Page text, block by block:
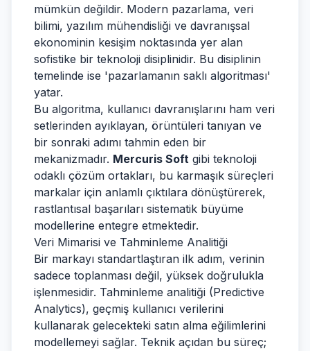
mümkün değildir. Modern pazarlama, veri
bilimi, yazılım mühendisliği ve davranışsal
ekonominin kesişim noktasında yer alan
sofistike bir teknoloji disiplinidir. Bu disiplinin
temelinde ise 'pazarlamanın saklı algoritması'
yatar.
Bu algoritma, kullanıcı davranışlarını ham veri
setlerinden ayıklayan, örüntüleri tanıyan ve
bir sonraki adımı tahmin eden bir
mekanizmadır. Mercuris Soft gibi teknoloji
odaklı çözüm ortakları, bu karmaşık süreçleri
markalar için anlamlı çıktılara dönüştürerek,
rastlantısal başarıları sistematik büyüme
modellerine entegre etmektedir.
Veri Mimarisi ve Tahminleme Analitiği
Bir markayı standartlaştıran ilk adım, verinin
sadece toplanması değil, yüksek doğrulukla
işlenmesidir. Tahminleme analitiği (Predictive
Analytics), geçmiş kullanıcı verilerini
kullanarak gelecekteki satın alma eğilimlerini
modellemeyi sağlar. Teknik açıdan bu süreç;